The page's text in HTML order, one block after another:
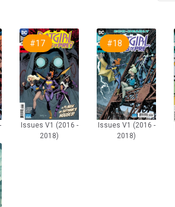
#17
Issues V1 (2016 -
2018)
#18
Issues V1 (2016 -
2018)